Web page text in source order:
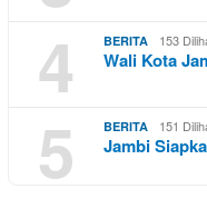
4 BERITA 153
Wali Kota
5 BERITA 151
Jambi